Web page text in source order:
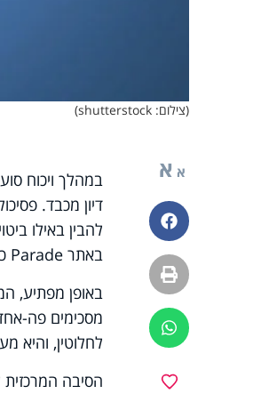
(צילום: shutterstock)
א א
פייסבוק
הדפסה
ווטסאפ
במהלך ויכוח
דיון מכבד.
להבין באילו
באתר Parade כי הבנת המילים והטון שבהם אנו משתמשים קריטית לניהול העימות.
באופן מפתיע,
מסכימים פה-
לחלוטין, והיא
הסיבה